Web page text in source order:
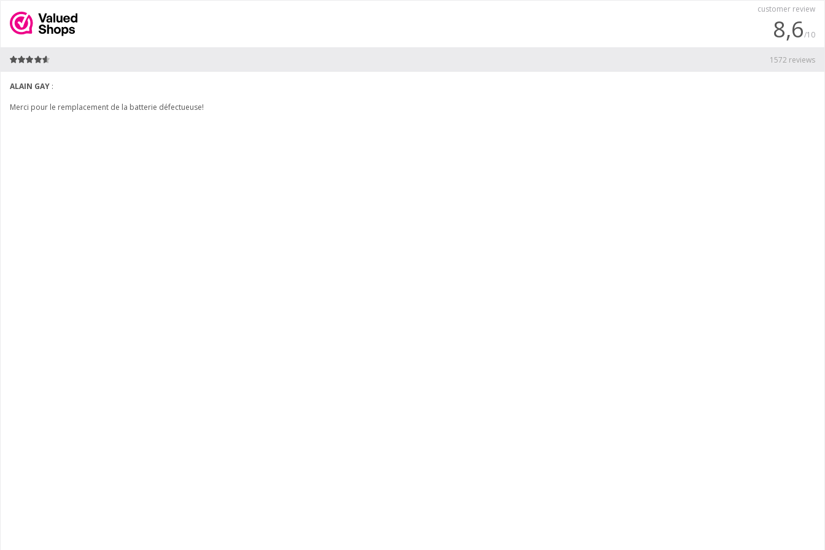
customer review
8,6/10
1572 reviews
ALAIN GAY :
Merci pour le remplacement de la batterie défectueuse!